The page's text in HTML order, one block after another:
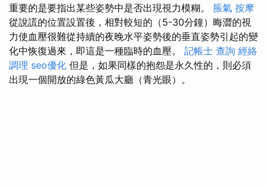
重要的是要指出某些姿勢中是否出現視力模糊。 脹氣 按摩
從說謊的位置設置後，相對較短的（5-30分鐘）晦澀的視
力使血壓很難從持續的夜晚水平姿勢後的垂直姿勢引起的變
化中恢復過來，即這是一種臨時的血壓。 記帳士 查詢 經絡
調理 seo優化 但是，如果同樣的抱怨是永久性的，則必須
出現一個開放的綠色黃瓜大廳（青光眼）。